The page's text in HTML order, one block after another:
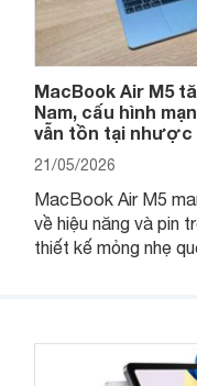
MacBook Air M5
Nam, cấu hình
vẫn tồn tại nhược
21/05/2026
MacBook Air M5
về hiệu năng và pin
thiết kế mỏng nhẹ